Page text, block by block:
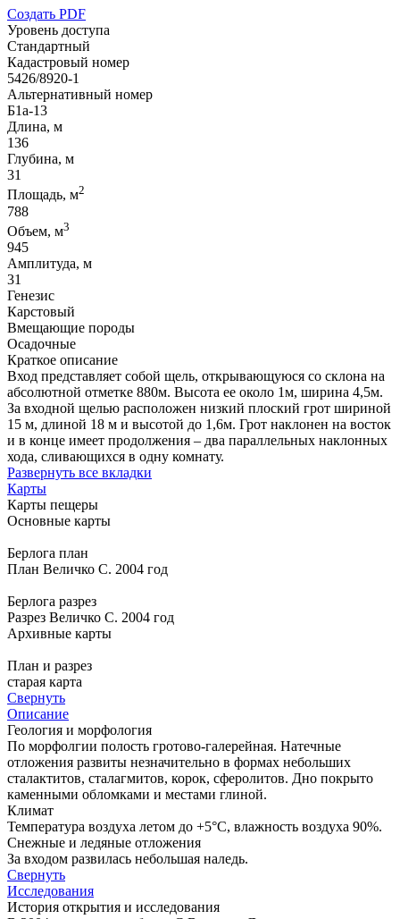
Создать PDF
Уровень доступа
Стандартный
Кадастровый номер
5426/8920-1
Альтернативный номер
Б1а-13
Длина, м
136
Глубина, м
31
Площадь, м2
788
Объем, м3
945
Амплитуда, м
31
Генезис
Карстовый
Вмещающие породы
Осадочные
Краткое описание
Вход представляет собой щель, открывающуюся со склона на
абсолютной отметке 880м. Высота ее около 1м, ширина 4,5м.
За входной щелью расположен низкий плоский грот шириной
15 м, длиной 18 м и высотой до 1,6м. Грот наклонен на восток
и в конце имеет продолжения – два параллельных наклонных
хода, сливающихся в одну комнату.
Развернуть все вкладки
Карты
Карты пещеры
Основные карты
Берлога план
План Величко С. 2004 год
Берлога разрез
Разрез Величко С. 2004 год
Архивные карты
План и разрез
старая карта
Свернуть
Описание
Геология и морфология
По морфолгии полость гротово-галерейная. Натечные
отложения развиты незначительно в формах небольших
сталактитов, сталагмитов, корок, сферолитов. Дно покрыто
каменными обломками и местами глиной.
Климат
Температура воздуха летом до +5°С, влажность воздуха 90%.
Снежные и ледяные отложения
За входом развилась небольшая наледь.
Свернуть
Исследования
История открытия и исследования